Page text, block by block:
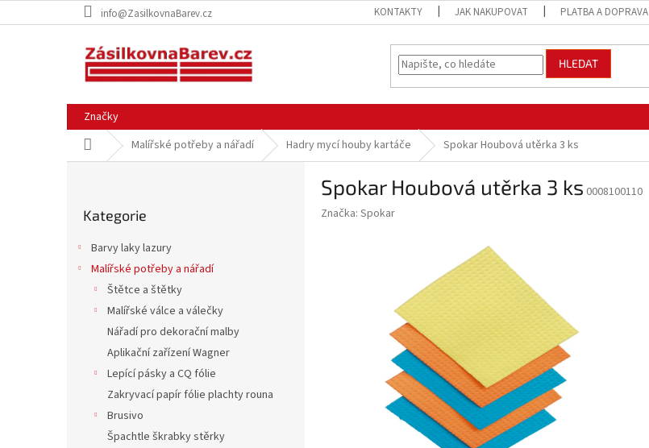
na
info@ZasilkovnaBarev.cz KONTAKTY JAK NAKUPOVAT PLATBA A DOPRAVA
HLEDAT
Značky
Domů Malířské potřeby a nářadí Hadry mycí houby kartáče Spokar Houbová utěrka 3 ks
kategorie
Kategorie
Barvy laky lazury
Malířské potřeby a nářadí
Štětce a štětky
Malířské válce a válečky
Nářadí pro dekorační malby
Aplikační zařízení Wagner
Lepící pásky a CQ fólie
Zakryvací papír fólie plachty rouna
Brusivo
Špachtle škrabky stěrky
Spokar Houbová utěrka 3 ks 0008100110
Značka: Spokar